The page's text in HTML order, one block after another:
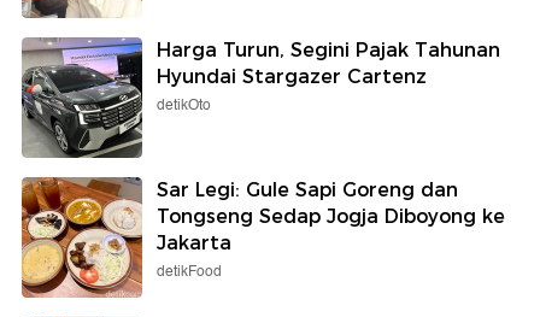
Harga Turun, Segini Pajak Tahunan
Hyundai Stargazer Cartenz
detikOto
Sar Legi: Gule Sapi Goreng dan
Tongseng Sedap Jogja Diboyong ke
Jakarta
detikFood